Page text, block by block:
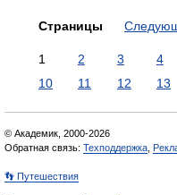
Страницы
1 2 3 4
10
11 12 13
© Академик, 2000-2026
Обратная связь: Техподдержка
👣 Путешествия